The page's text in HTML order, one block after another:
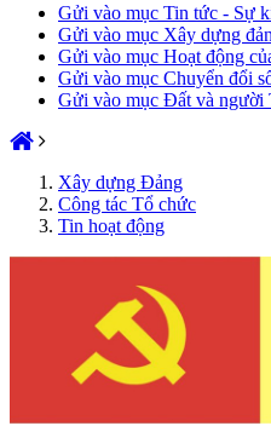
Gửi vào mục Tin tức - Sự
Gửi vào mục Xây dựng
Gửi vào mục Hoạt động
Gửi vào mục Chuyển đổi
Gửi vào mục Đất và người
Xây dựng Đảng
Công tác Tổ chức
Tin hoạt động